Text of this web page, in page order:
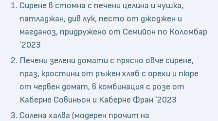
Сирене в стомна с печени целина и чушка,
патладжан, див лук, песто от джоджен и
магданоз, придружено от Семийон по Коломбар
`2023
Печени зелени домати с прясно овче сирене,
праз, кростини от ръжен хляб с орехи и пюре
от червен домат, в комбинация с розе от
Каберне Совиньон и Каберне Фран `2023
Солена халва (модерен прочит на